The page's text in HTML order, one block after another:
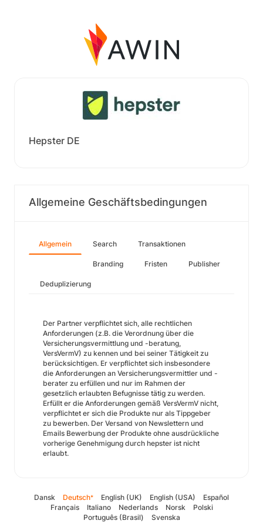
Hepster DE
Allgemeine Geschäftsbedingungen
Allgemein Search Transaktionen
Branding Fristen Publisher
Deduplizierung
Der Partner verpflichtet sich, alle rechtlichen
Anforderungen (z.B. die Verordnung über die
Versicherungsvermittlung und -beratung,
VersVermV) zu kennen und bei seiner Tätigkeit zu
berücksichtigen. Er verpflichtet sich insbesondere
die Anforderungen an Versicherungsvermittler und -
berater zu erfüllen und nur im Rahmen der
gesetzlich erlaubten Befugnisse tätig zu werden.
Erfüllt er die Anforderungen gemäß VersVermV nicht,
verpflichtet er sich die Produkte nur als Tippgeber
zu bewerben. Der Versand von Newslettern und
Emails Bewerbung der Produkte ohne ausdrückliche
vorherige Genehmigung durch hepster ist nicht
erlaubt.
Dansk Deutsch* English (UK) English (USA)
Español
Français
Italiano Nederlands Norsk
Polski
Português (Brasil)
Svenska